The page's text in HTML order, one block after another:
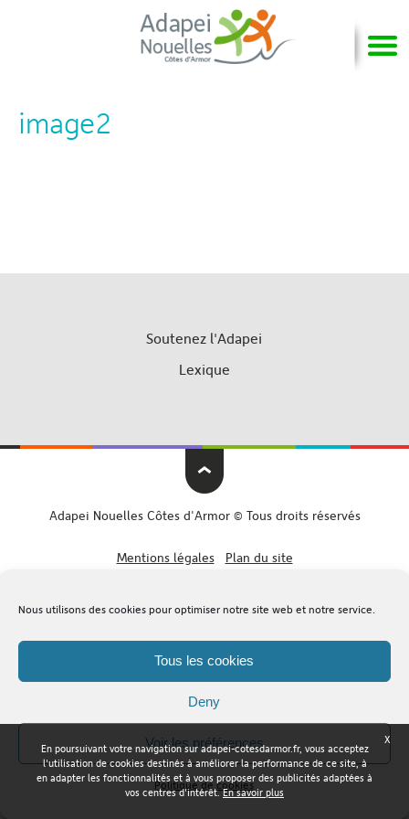
Nous utilisons des cookies pour optimiser notre site web et notre service.
Tous les cookies
Deny
Voir les préférences
Politique de cookies
image2
Soutenez l'Adapei
Lexique
Adapei Nouelles Côtes d'Armor © Tous droits réservés
Mentions légales Plan du site
X
En poursuivant votre navigation sur adapei-cotesdarmor.fr, vous acceptez
l'utilisation de cookies destinés à améliorer la performance de ce site, à
en adapter les fonctionnalités et à vous proposer des publicités adaptées à
vos centres d'intérêt.En savoir plus